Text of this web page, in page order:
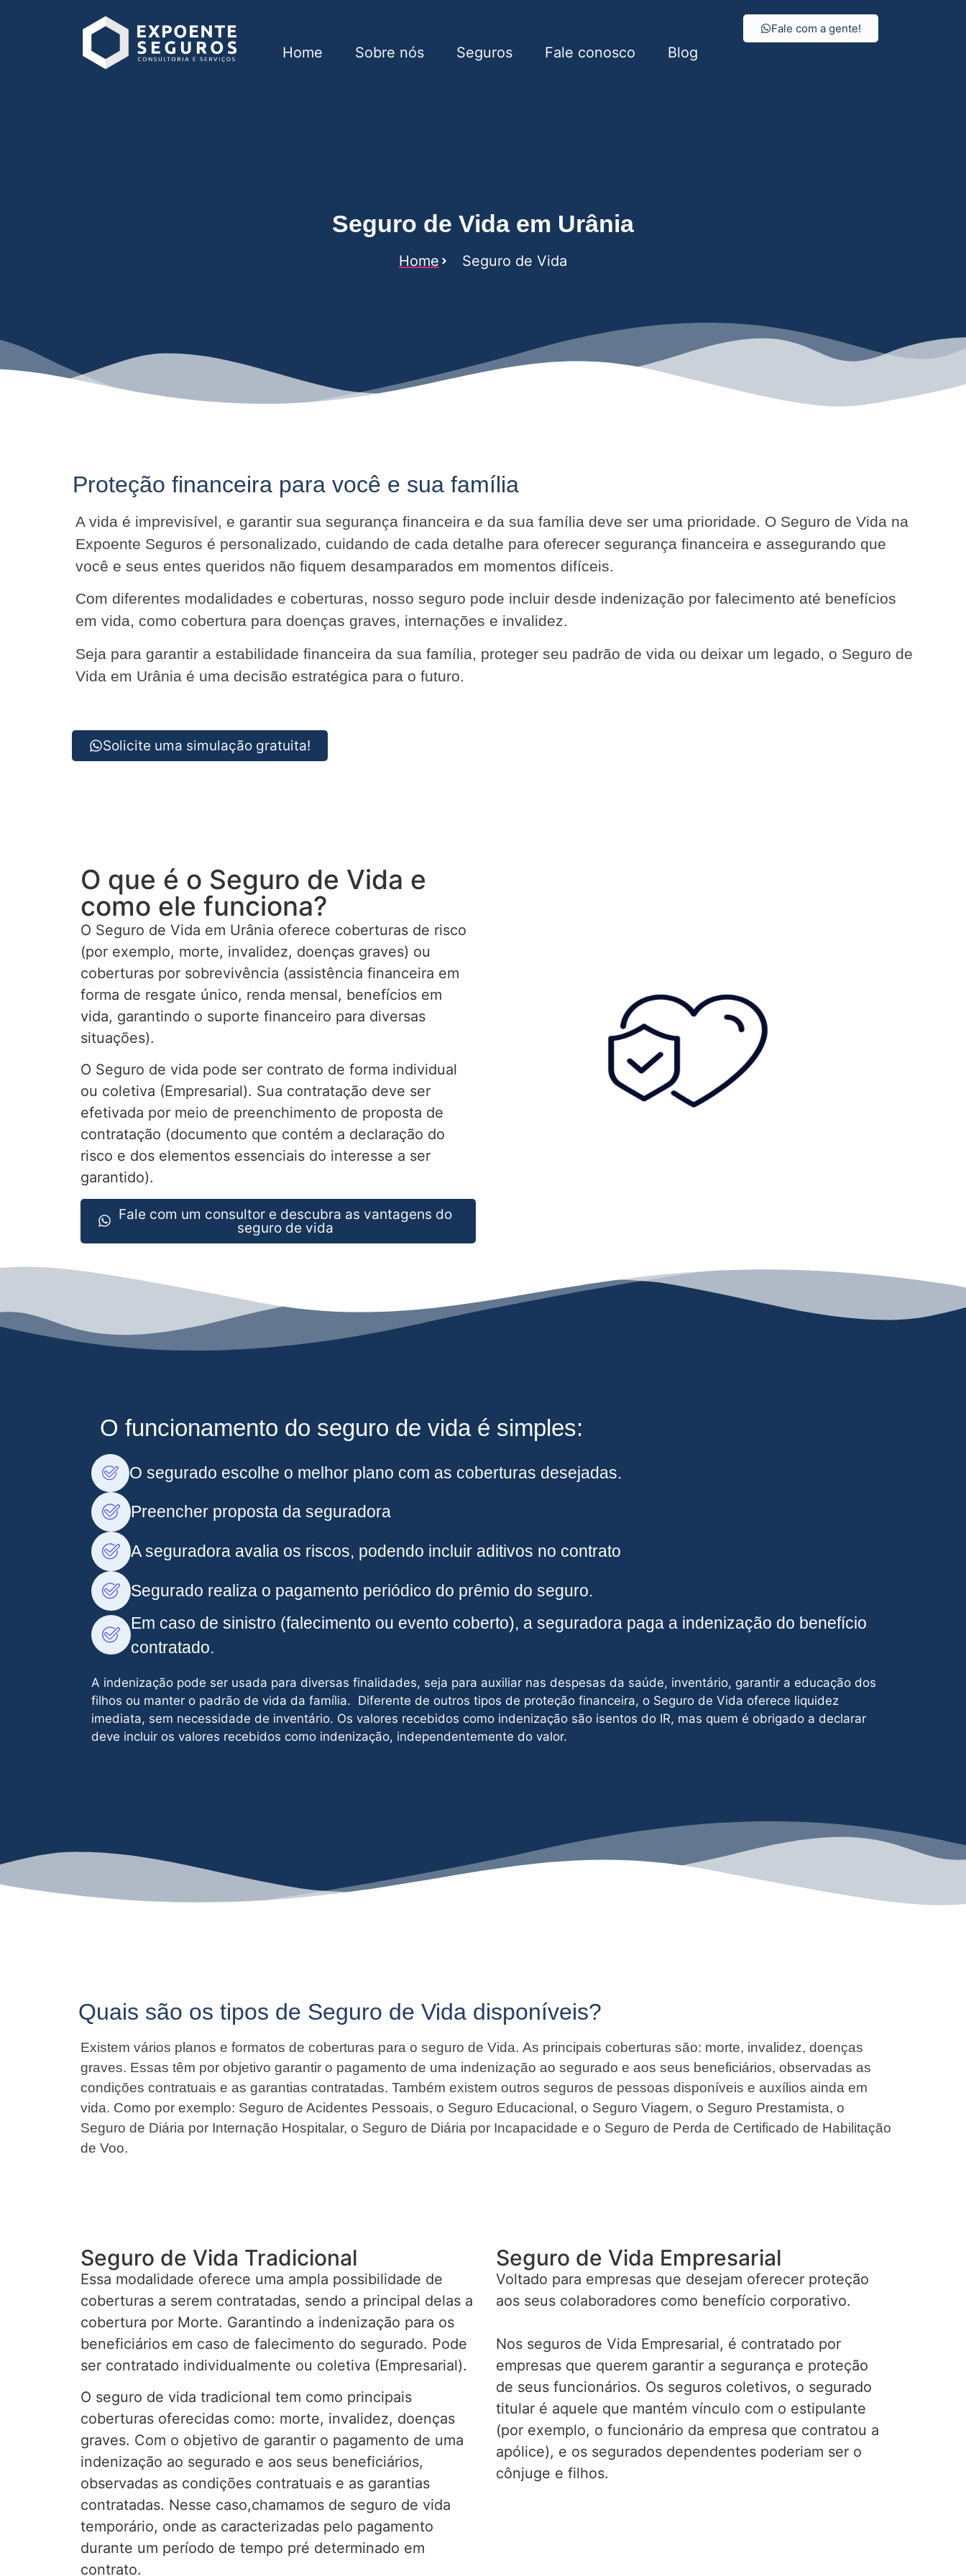
Home Sobre nós Seguros Fale conosco Blog
Fale com a gente!
Seguro de Vida em Urânia
Home Seguro de Vida
Proteção financeira para você e sua família
A vida é imprevisível, e garantir sua segurança financeira e da sua família deve ser uma prioridade. O Seguro de Vida na
Expoente Seguros é personalizado, cuidando de cada detalhe para oferecer segurança financeira e assegurando que
você e seus entes queridos não fiquem desamparados em momentos difíceis.
Com diferentes modalidades e coberturas, nosso seguro pode incluir desde indenização por falecimento até benefícios
em vida, como cobertura para doenças graves, internações e invalidez.
Seja para garantir a estabilidade financeira da sua família, proteger seu padrão de vida ou deixar um legado, o Seguro de
Vida em Urânia é uma decisão estratégica para o futuro.
Solicite uma simulação gratuita!
O que é o Seguro de Vida e
como ele funciona?
O Seguro de Vida em Urânia oferece coberturas de risco
(por exemplo, morte, invalidez, doenças graves) ou
coberturas por sobrevivência (assistência financeira em
forma de resgate único, renda mensal, benefícios em
vida, garantindo o suporte financeiro para diversas
situações).
O Seguro de vida pode ser contrato de forma individual
ou coletiva (Empresarial). Sua contratação deve ser
efetivada por meio de preenchimento de proposta de
contratação (documento que contém a declaração do
risco e dos elementos essenciais do interesse a ser
garantido).
Fale com um consultor e descubra as vantagens do
seguro de vida
O funcionamento do seguro de vida é simples:
O segurado escolhe o melhor plano com as coberturas desejadas.
Preencher proposta da seguradora
A seguradora avalia os riscos, podendo incluir aditivos no contrato
Segurado realiza o pagamento periódico do prêmio do seguro.
Em caso de sinistro (falecimento ou evento coberto), a seguradora paga a indenização do benefício
contratado.
A indenização pode ser usada para diversas finalidades, seja para auxiliar nas despesas da saúde, inventário, garantir a educação dos
filhos ou manter o padrão de vida da família. Diferente de outros tipos de proteção financeira, o Seguro de Vida oferece liquidez
imediata, sem necessidade de inventário. Os valores recebidos como indenização são isentos do IR, mas quem é obrigado a declarar
deve incluir os valores recebidos como indenização, independentemente do valor.
Quais são os tipos de Seguro de Vida disponíveis?
Existem vários planos e formatos de coberturas para o seguro de Vida. As principais coberturas são: morte, invalidez, doenças
graves. Essas têm por objetivo garantir o pagamento de uma indenização ao segurado e aos seus beneficiários, observadas as
condições contratuais e as garantias contratadas. Também existem outros seguros de pessoas disponíveis e auxílios ainda em
vida. Como por exemplo: Seguro de Acidentes Pessoais, o Seguro Educacional, o Seguro Viagem, o Seguro Prestamista, o
Seguro de Diária por Internação Hospitalar, o Seguro de Diária por Incapacidade e o Seguro de Perda de Certificado de Habilitação
de Voo.
Seguro de Vida Tradicional
Essa modalidade oferece uma ampla possibilidade de
coberturas a serem contratadas, sendo a principal delas a
cobertura por Morte. Garantindo a indenização para os
beneficiários em caso de falecimento do segurado. Pode
ser contratado individualmente ou coletiva (Empresarial).
O seguro de vida tradicional tem como principais
coberturas oferecidas como: morte, invalidez, doenças
graves. Com o objetivo de garantir o pagamento de uma
indenização ao segurado e aos seus beneficiários,
observadas as condições contratuais e as garantias
contratadas. Nesse caso,chamamos de seguro de vida
temporário, onde as caracterizadas pelo pagamento
durante um período de tempo pré determinado em
contrato.
Seguro de Vida Empresarial
Voltado para empresas que desejam oferecer proteção
aos seus colaboradores como benefício corporativo.
Nos seguros de Vida Empresarial, é contratado por
empresas que querem garantir a segurança e proteção
de seus funcionários. Os seguros coletivos, o segurado
titular é aquele que mantém vínculo com o estipulante
(por exemplo, o funcionário da empresa que contratou a
apólice), e os segurados dependentes poderiam ser o
cônjuge e filhos.